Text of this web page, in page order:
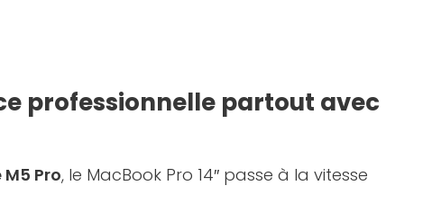
professionnelle partout avec
Pro, le MacBook Pro 14″ passe à la vitesse